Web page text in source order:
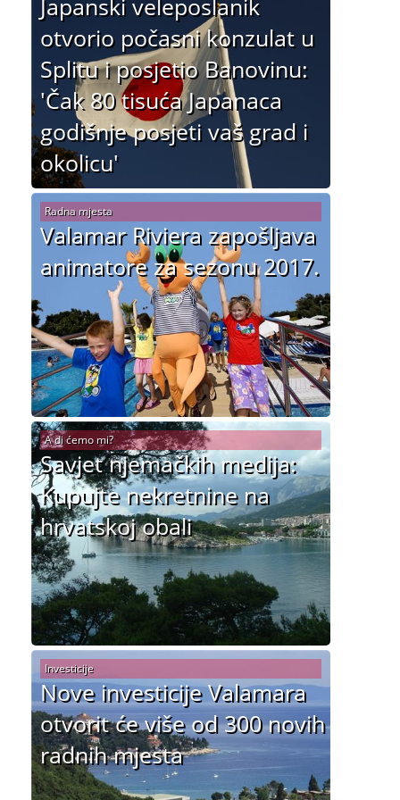
otvorio počasni konzulat u
Splitu i posjetio Banovinu:
'Čak 80 tisuća Japanaca
godišnje posjeti vaš grad i
okolicu'
Valamar Riviera zapošljava
animatore za sezonu 2017.
Radna mjesta
Savjet njemačkih medija:
Kupujte nekretnine na
hrvatskoj obali
A di ćemo mi?
Nove investicije Valamara
otvorit će više od 300 novih
radnih mjesta
Investicije